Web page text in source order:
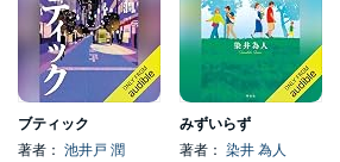
ブティック
著者： 池井戸 潤
みずいらず
著者： 染井 為人